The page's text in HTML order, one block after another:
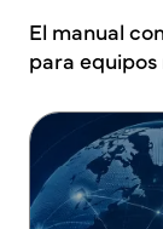
El manual
para